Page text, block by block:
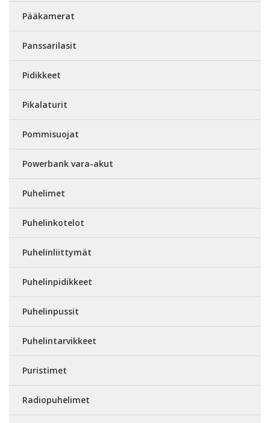
Pääkamerat
Panssarilasit
Pidikkeet
Pikalaturit
Pommisuojat
Powerbank vara-akut
Puhelimet
Puhelinkotelot
Puhelinliittymät
Puhelinpidikkeet
Puhelinpussit
Puhelintarvikkeet
Puristimet
Radiopuhelimet